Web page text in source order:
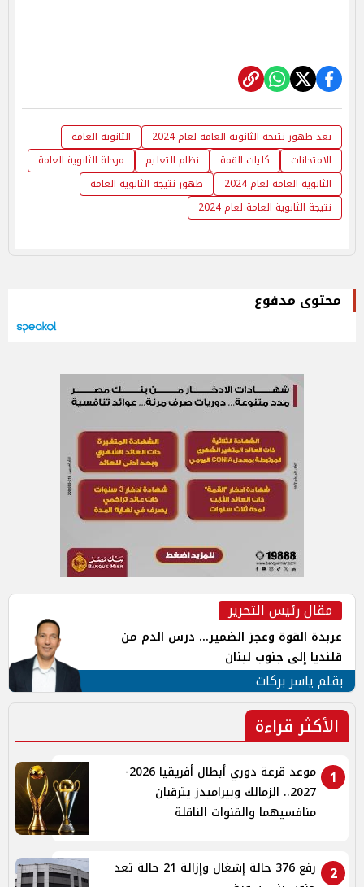
بعد ظهور نتيجة الثانوية العامة لعام 2024
الثانوية العامة
الامتحانات
كليات القمة نظام التعليم
مرحلة الثانوية العامة
الثانوية العامة لعام 2024
ظهور نتيجة الثانوية العامة
نتيجة الثانوية العامة لعام 2024
محتوى مدفوع
مقال رئيس التحرير
عربدة القوة وعجز الضمير... درس الدم من
قلنديا إلى جنوب لبنان
بقلم ياسر بركات
الأكثر قراءة
1
موعد قرعة دوري أبطال أفريقيا 2026-
2027.. الزمالك وبيراميدز يترقبان
منافسيهما والقنوات الناقلة
2
رفع 376 حالة إشغال وإزالة 21 حالة تعد